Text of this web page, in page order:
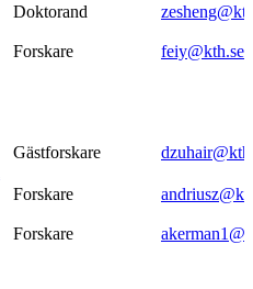
Doktorand
Forskare feiy@kth.se
Gästforskare
Forskare
Forskare